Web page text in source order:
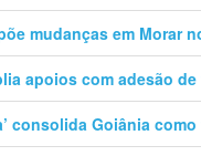
mudanças em Morar
apoios com adesão
consolida Goiânia